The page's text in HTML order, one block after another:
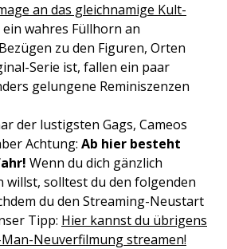
an das gleichnamige Kult-
wahres Füllhorn an
zu den Figuren, Orten
Serie ist, fallen ein paar
gelungene Reminiszenzen
der lustigsten Gags, Cameos
Achtung: Ab hier besteht
Wenn du dich gänzlich
willst, solltest du den folgenden
du den Streaming-Neustart
Tipp: Hier kannst du übrigens
Neuverfilmung streamen!